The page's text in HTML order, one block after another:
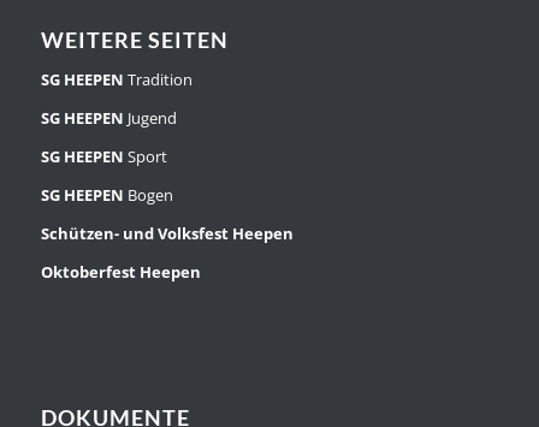
WEITERE SEITEN
SG HEEPEN Tradition
SG HEEPEN Jugend
SG HEEPEN Sport
SG HEEPEN Bogen
Schützen- und Volksfest Heepen
Oktoberfest Heepen
DOKUMENTE